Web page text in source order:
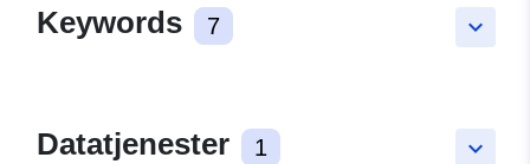
keyboard_arrow_down
Keywords 7
keyboard_arrow_down
Datatjenester 1